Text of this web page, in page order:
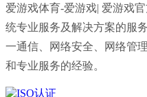
爱游戏体育-爱游戏| 爱游戏
统专业服务及解决方案的服
一通信、网络安全、网络管
和专业服务的经验。